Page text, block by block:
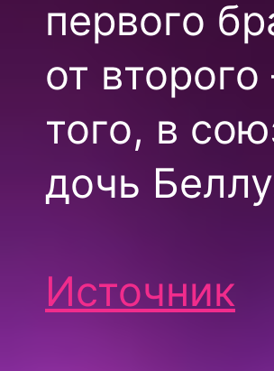
первого
от
того, в
дочь
Источник